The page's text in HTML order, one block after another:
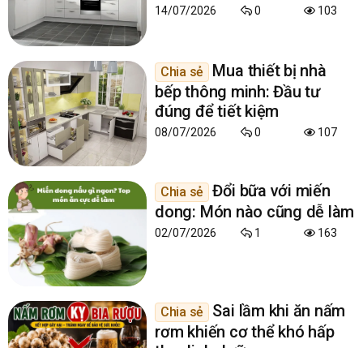
14/07/2026 0 103
Chia sẻ
Mua thiết bị nhà
bếp thông minh: Đầu tư
đúng để tiết kiệm
08/07/2026 0 107
Chia sẻ
Đổi bữa với miến
dong: Món nào cũng dễ làm
02/07/2026 1 163
Chia sẻ
Sai lầm khi ăn nấm
rơm khiến cơ thể khó hấp